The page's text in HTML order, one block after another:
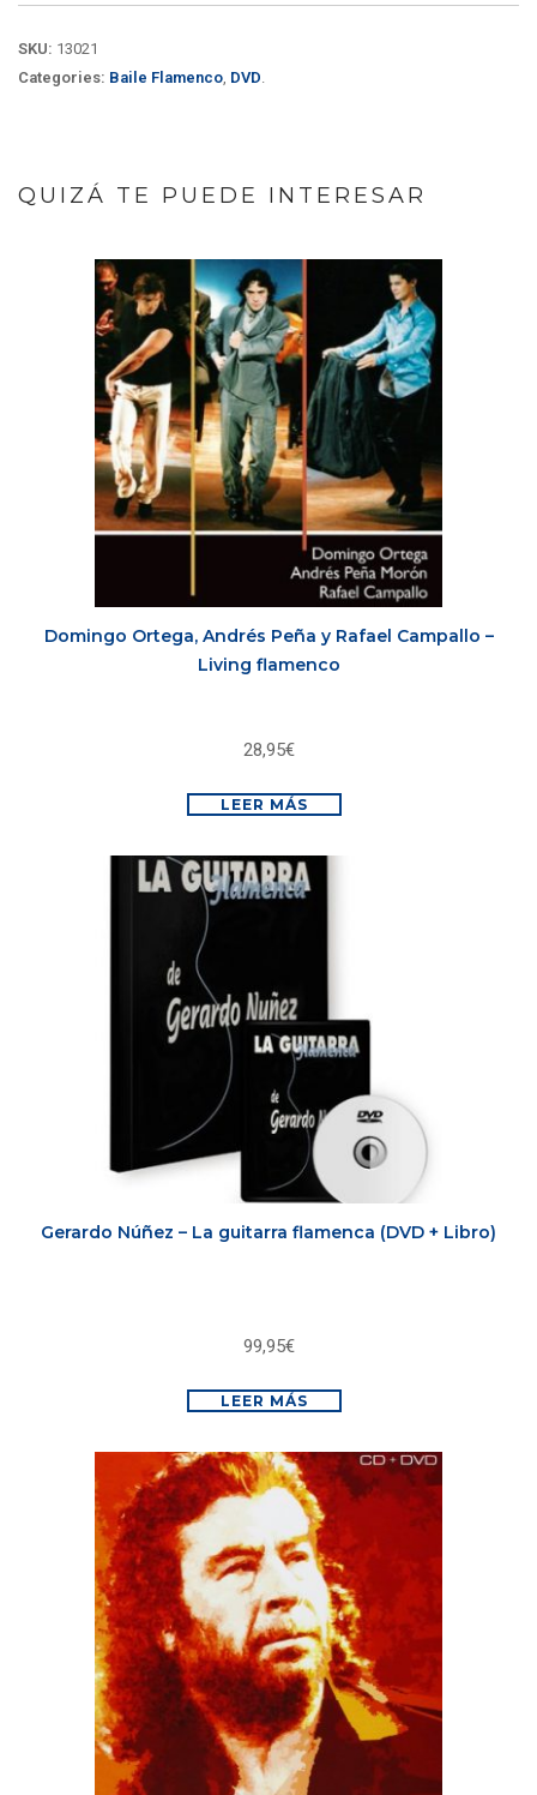
SKU: 13021
Categories: Baile Flamenco DVD
QUIZÁ TE PUEDE INTERESAR
Domingo Ortega, Andrés Peña y Rafael Campallo –
Living flamenco
28,95€
LEER MÁS
Gerardo Núñez – La guitarra flamenca (DVD + Libro)
99,95€
LEER MÁS